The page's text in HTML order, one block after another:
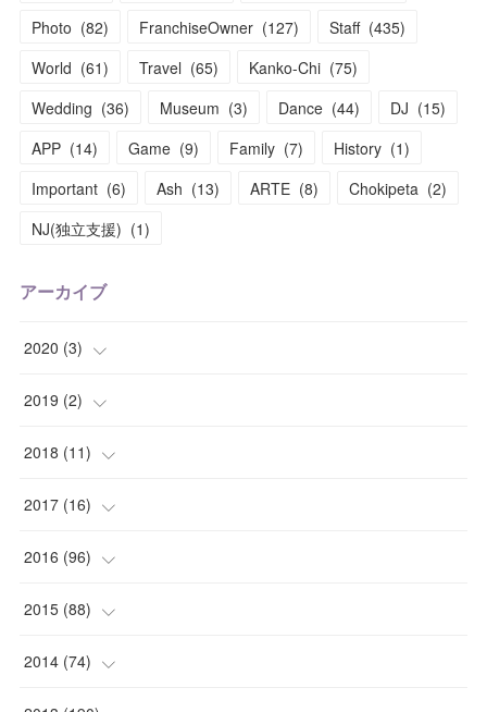
Photo (82) FranchiseOwner (127) Staff (435)
World (61) Travel (65) Kanko-Chi (75)
Wedding (36) Museum (3) Dance (44) DJ (15)
APP (14) Game (9) Family (7) History (1)
Important (6) Ash (13) ARTE (8) Chokipeta (2)
NJ(独立支援) (1)
アーカイブ
2020 (3)
(1
( 1)
(1)
2019 (2)
( 1)
(1)
2018 (11)
(2)
(1)
(1)
(1)
( 3 )
2017 (16)
(1)
(2)
(1)
(3)
2016 (96)
(2)
(5)
2015 (88)
(4)
2014 (74)